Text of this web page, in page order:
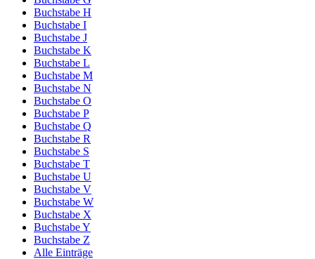
Buchstabe H
Buchstabe I
Buchstabe J
Buchstabe K
Buchstabe L
Buchstabe M
Buchstabe N
Buchstabe O
Buchstabe P
Buchstabe Q
Buchstabe R
Buchstabe S
Buchstabe T
Buchstabe U
Buchstabe V
Buchstabe W
Buchstabe X
Buchstabe Y
Buchstabe Z
Alle Einträge